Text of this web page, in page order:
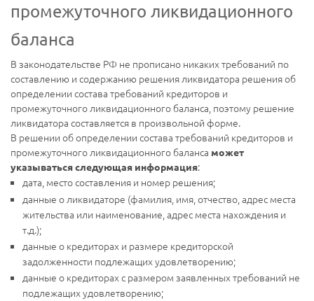
промежуточного ликвидационного
баланса
В законодательстве РФ не прописано никаких требований по
составлению и содержанию решения ликвидатора решения об
определении состава требований кредиторов и
промежуточного ликвидационного баланса, поэтому решение
ликвидатора составляется в произвольной форме.
В решении об определении состава требований кредиторов и
промежуточного ликвидационного баланса может
указываться следующая информация:
дата, место составления и номер решения;
данные о ликвидаторе (фамилия, имя, отчество, адрес места
жительства или наименование, адрес места нахождения и
т.д.);
данные о кредиторах и размере кредиторской
задолженности подлежащих удовлетворению;
данные о кредиторах с размером заявленных требований не
подлежащих удовлетворению;